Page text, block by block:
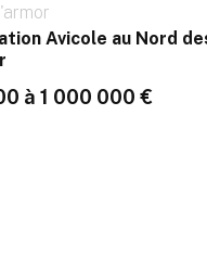
Avicole au Nord
à 1 000 000 €